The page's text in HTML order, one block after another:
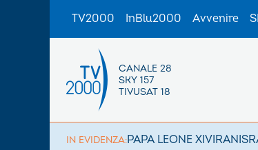
TV2000 InBlu2000 Avvenire
CANALE 28
SKY 157
TIVUSAT 18
IN EVIDENZA:PAPA LEONE XIVIRAN